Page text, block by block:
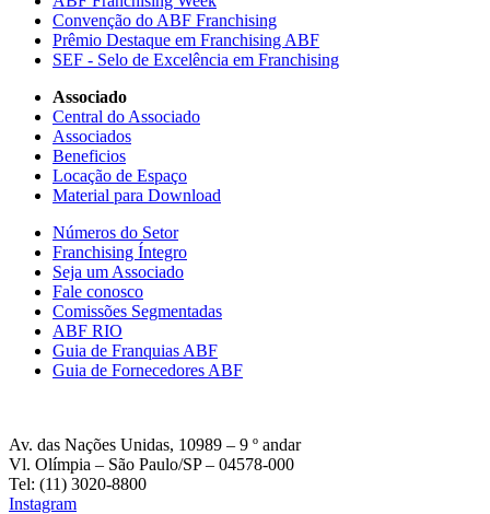
Convenção do ABF Franchising
Prêmio Destaque em Franchising ABF
SEF - Selo de Excelência em Franchising
Associado
Central do Associado
Associados
Beneficios
Locação de Espaço
Material para Download
Números do Setor
Franchising Íntegro
Seja um Associado
Fale conosco
Comissões Segmentadas
ABF RIO
Guia de Franquias ABF
Guia de Fornecedores ABF
Av. das Nações Unidas, 10989 – 9 º andar
Vl. Olímpia – São Paulo/SP – 04578-000
Tel: (11) 3020-8800
Instagram